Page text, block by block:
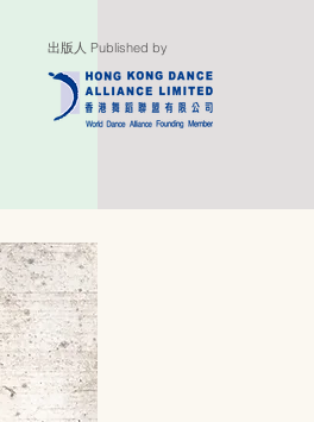
出版人 Published by